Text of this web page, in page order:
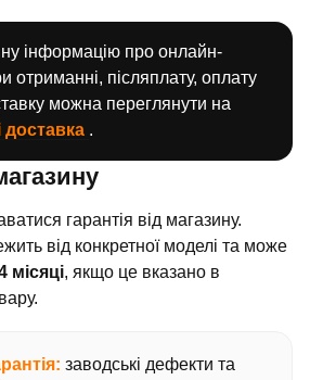
інформацію про онлайн-
отриманні, післяплату, оплату
можна переглянути на
доставка .
гарантія від магазину.
від конкретної моделі та може
місяці, якщо це вказано в
заводські дефекти та